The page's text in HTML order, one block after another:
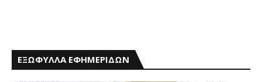
ΕΞΩΦΥΛΛΑ ΕΦΗΜΕΡΙΔΩΝ